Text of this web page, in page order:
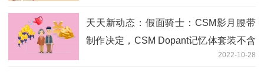
天天新动态：假面骑士：CSM影月腰带
制作决定，CSM Dopant记忆体套装不含
2022-10-28